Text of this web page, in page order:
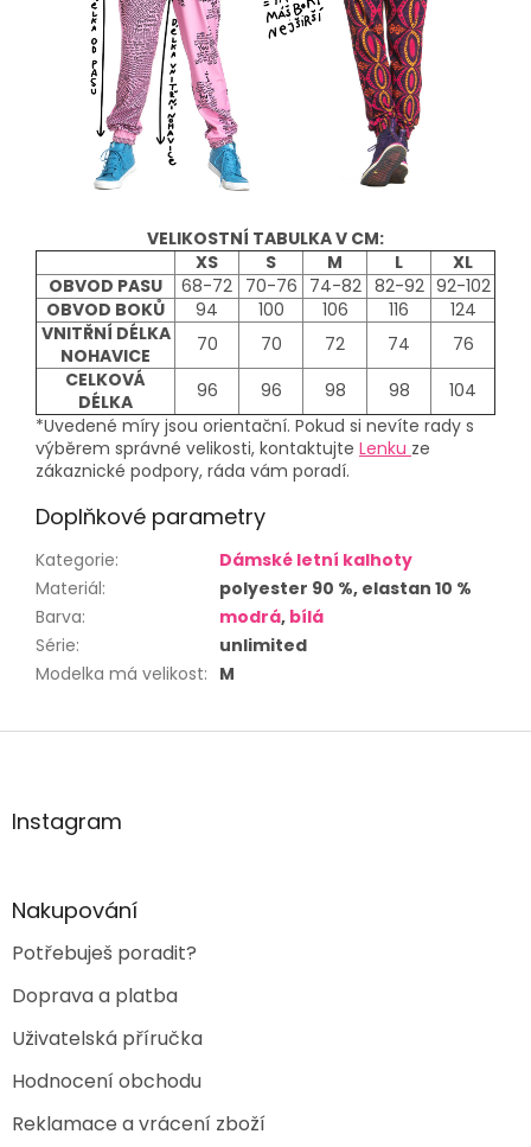
VELIKOSTNÍ TABULKA V CM:
XS
S M L
XL
OBVOD PASU
68-72 70-76 74-82 82-92 92-102
OBVOD BOKŮ
94 100 106 116
124
VNITŘNÍ DÉLKA
NOHAVICE
70 70 72 74
76
CELKOVÁ
DÉLKA
96 96 98 98
104
*Uvedené míry jsou orientační. Pokud si nevíte rady s
výběrem správné velikosti, kontaktujte Lenku ze
zákaznické podpory, ráda vám poradí.
Doplňkové parametry
Kategorie:
Dámské letní kalhoty
Materiál:
polyester 90 %, elastan 10 %
Barva: modrá, bílá
Série:
unlimited
Modelka má velikost: M
Z
aInstagram
Nakupování
Potřebuješ poradit?
Doprava a platba
Uživatelská příručka
Hodnocení obchodu
Reklamace a vrácení zboží